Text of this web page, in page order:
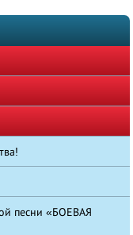
песни «БОЕВАЯ